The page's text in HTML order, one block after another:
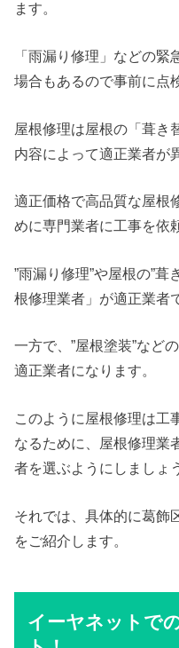
ます。
「雨漏り修理」などの
場合もあるので事前に点
屋根修理は屋根の「葺き
内容によって適正業者が
適正価格で高品質な屋根
めに専門業者に工事を依
”雨漏り修理”や屋根の”
根修理業者」が適正業者
一方で、”屋根塗装”など
適正業者になります。
このように屋根修理は工
なるために、屋根修理業
者を選ぶようにしましょ
それでは、具体的に葛飾
をご紹介します。
イーヤネットで